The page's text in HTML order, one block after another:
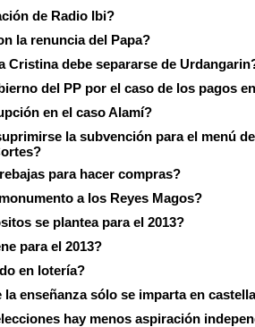
de Radio Ibi?
la renuncia del Papa?
Cristina debe separarse de
del PP por el caso de los pagos
en el caso Alamí?
la subvención para el menú
para hacer compras?
a los Reyes Magos?
se plantea para el 2013?
para el 2013?
en lotería?
la enseñanza sólo se imparta en
hay menos aspiración